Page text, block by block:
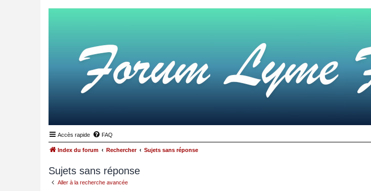
Accès rapide FAQ
Index du forum Rechercher Sujets sans réponse
Sujets sans réponse
Aller à la recherche avancée